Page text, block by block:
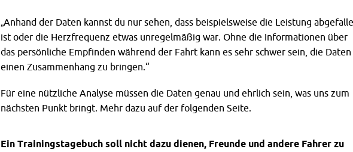
„Anhand der Daten kannst du nur sehen, dass beispielsweise die Leistung
ist oder die Herzfrequenz etwas unregelmäßig war. Ohne die Informationen über
das persönliche Empfinden während der Fahrt kann es sehr schwer sein, die Daten
einen Zusammenhang zu bringen.“
Für eine nützliche Analyse müssen die Daten genau und ehrlich sein, was uns zum
nächsten Punkt bringt. Mehr dazu auf der folgenden Seite.
Ein Trainingstagebuch soll nicht dazu dienen, Freunde und andere Fahrer zu